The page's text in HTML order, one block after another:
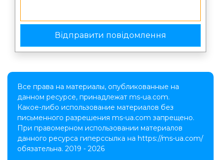
Все права на материалы, опубликованные на
данном ресурсе, принадлежат ms-ua.com.
Какое-либо использование материалов без
письменного разрешения ms-ua.com запрещено.
При правомерном использовании материалов
данного ресурса гиперссылка на https://ms-ua.com/
обязательна. 2019 - 2026